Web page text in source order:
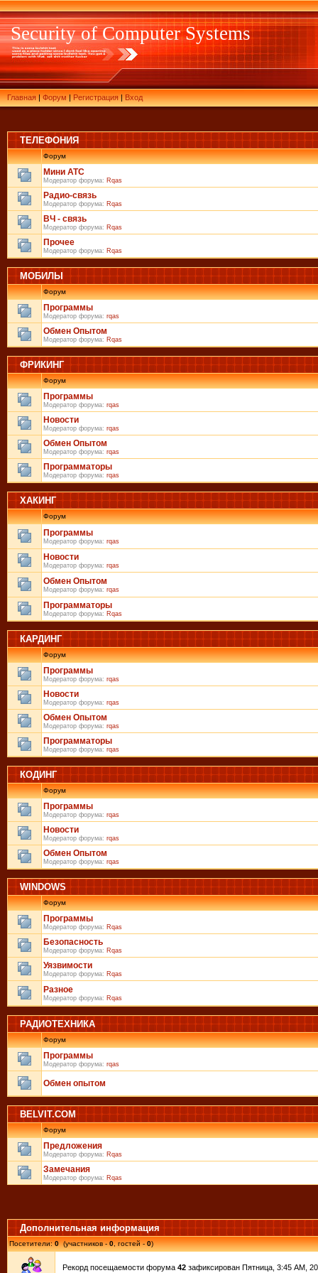
Security of Computer Systems
Главная|Форум|Регистрация|Вход
ТЕЛЕФОНИЯ
Форум
Мини АТС
Модератор форума: Rqas
Радио-связь
Модератор форума: Rqas
ВЧ - связь
Модератор форума: Rqas
Прочее
Модератор форума: Rqas
МОБИЛЫ
Форум
Программы
Модератор форума: rqas
Обмен Опытом
Модератор форума: Rqas
ФРИКИНГ
Форум
Программы
Модератор форума: rqas
Новости
Модератор форума: rqas
Обмен Опытом
Модератор форума: rqas
Программаторы
Модератор форума: rqas
ХАКИНГ
Форум
Программы
Модератор форума: rqas
Новости
Модератор форума: rqas
Обмен Опытом
Модератор форума: rqas
Программаторы
Модератор форума: Rqas
КАРДИНГ
Форум
Программы
Модератор форума: rqas
Новости
Модератор форума: rqas
Обмен Опытом
Модератор форума: rqas
Программаторы
Модератор форума: rqas
КОДИНГ
Форум
Программы
Модератор форума: rqas
Новости
Модератор форума: rqas
Обмен Опытом
Модератор форума: rqas
WINDOWS
Форум
Программы
Модератор форума: Rqas
Безопасность
Модератор форума: Rqas
Уязвимости
Модератор форума: Rqas
Разное
Модератор форума: Rqas
РАДИОТЕХНИКА
Форум
Программы
Модератор форума: rqas
Обмен опытом
BELVIT.COM
Форум
Предложения
Модератор форума: Rqas
Замечания
Модератор форума: Rqas
Дополнительная информация
Посетители:0(участников -0, гостей -0)
Рекорд посещаемости форума 42 зафиксирован Пятница, 3:45 AM,